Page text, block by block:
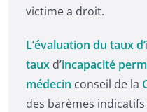
victime a droit.
L’évaluation du taux
taux d’incapacité
médecin conseil de la
des barèmes